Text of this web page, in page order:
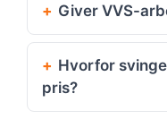
Giver VVS-
Hvorfor
pris?